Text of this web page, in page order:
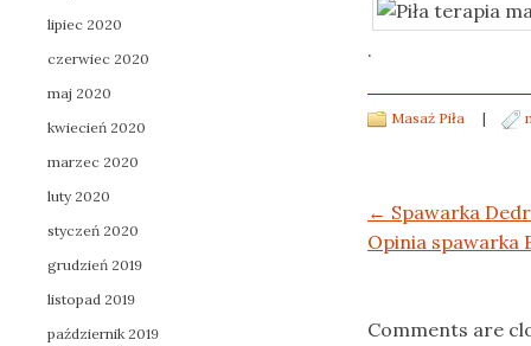
.
Masaż Piła |
Post navigation
← Spawarka
Opinia spawarka
Comments are
lipiec 2020
czerwiec 2020
maj 2020
kwiecień 2020
marzec 2020
luty 2020
styczeń 2020
grudzień 2019
listopad 2019
październik 2019